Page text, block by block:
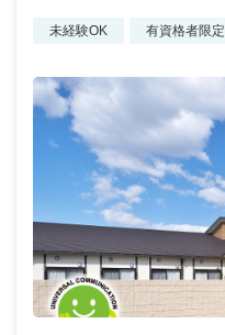
未経験OK 有資格者限定